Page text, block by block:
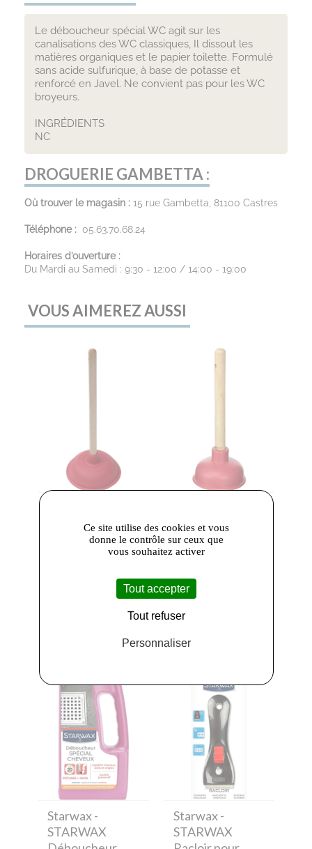
Le déboucheur spécial WC agit sur les
canalisations des WC classiques, Il dissout les
matières organiques et le papier toilette. Formulé
sans acide sulfurique, à base de potasse et
renforcé en Javel. Ne convient pas pour les WC
broyeurs.
INGRÉDIENTS
NC
DROGUERIE GAMBETTA :
Où trouver le magasin : 15 rue Gambetta, 81100 Castres
Téléphone : 05.63.70.68.24
Horaires d’ouverture :
Du Mardi au Samedi : 9:30 - 12:00 / 14:00 - 19:00
VOUS AIMEREZ AUSSI
Vanzeebroeck
KE411701
Déboucheur
Rouge 180 cm
Vanzeebroeck
KE409701
Déboucheur
Rouge 115/120
cm
4,10 €
Starwax-
STARWAX
Starwax-
STARWAX
Ce site utilise des cookies et vous
donne le contrôle sur ceux que
vous souhaitez activer
Tout accepter
Tout refuser
Personnaliser